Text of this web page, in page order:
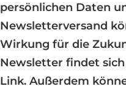
persönlichen Daten
Newsletterversand
Wirkung für die
Newsletter findet
Link. Außerdem